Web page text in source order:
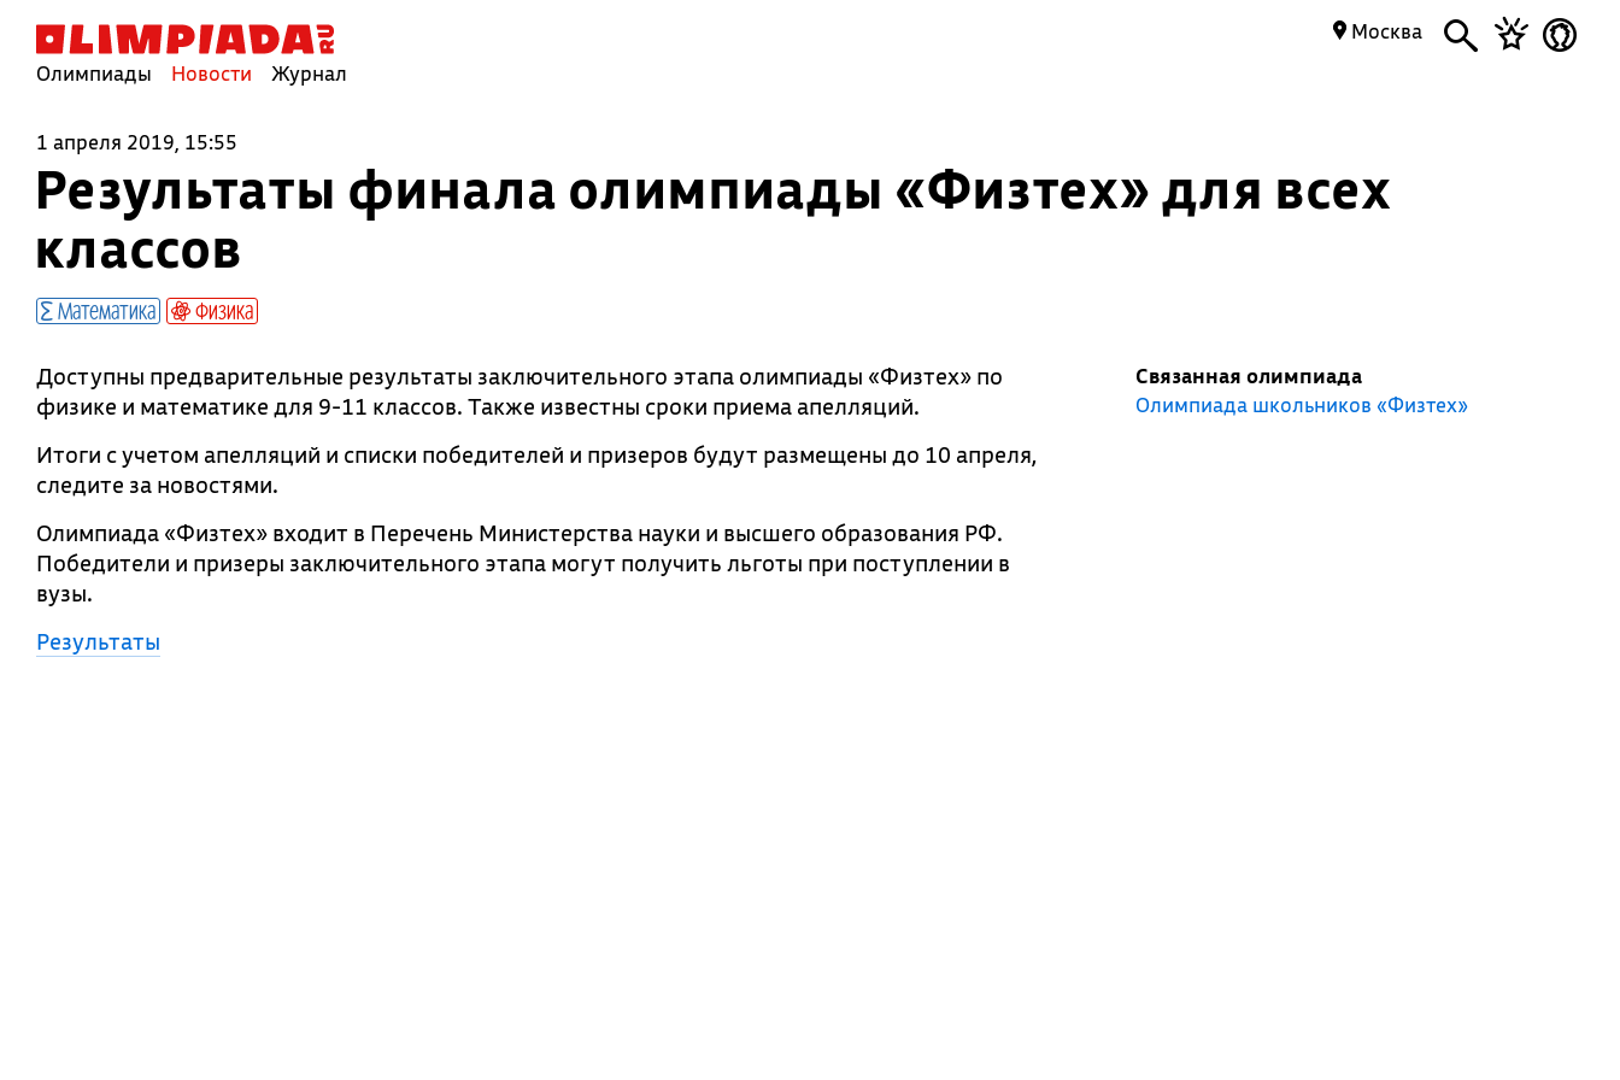
Олимпиады Новости Журнал
Москва
1 апреля 2019, 15:55
Результаты финала олимпиады «Физтех» для всех
классов
Математика Физика
Доступны предварительные результаты заключительного этапа олимпиады «Физтех» по
физике и математике для 9-11 классов. Также известны сроки приема апелляций.
Итоги с учетом апелляций и списки победителей и призеров будут размещены до 10 апреля,
следите за новостями.
Олимпиада «Физтех» входит в Перечень Министерства науки и высшего образования РФ.
Победители и призеры заключительного этапа могут получить льготы при поступлении в
вузы.
Результаты
Связанная олимпиада
Олимпиада школьников «Физтех»